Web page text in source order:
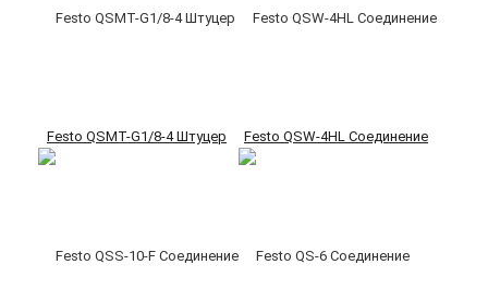
Festo QSMT-G1/8-4 Штуцер Festo QSW-4HL Соединение